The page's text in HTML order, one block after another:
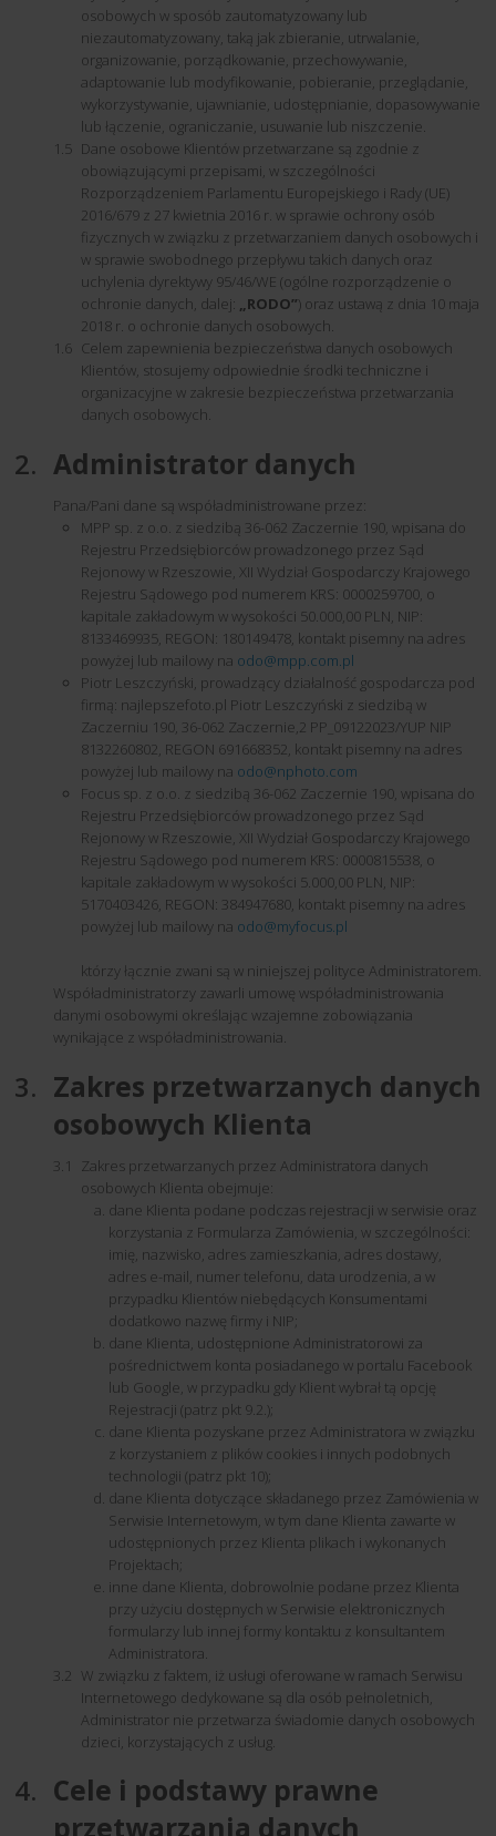
osobowych w sposób zautomatyzowany lub
niezautomatyzowany, taką jak zbieranie, utrwalanie,
organizowanie, porządkowanie, przechowywanie,
adaptowanie lub modyfikowanie, pobieranie, przeglądanie,
wykorzystywanie, ujawnianie, udostępnianie, dopasowywanie
lub łączenie, ograniczanie, usuwanie lub niszczenie.
Dane osobowe Klientów przetwarzane są zgodnie z
obowiązującymi przepisami, w szczególności
Rozporządzeniem Parlamentu Europejskiego i Rady (UE)
2016/679 z 27 kwietnia 2016 r. w sprawie ochrony osób
fizycznych w związku z przetwarzaniem danych osobowych i
w sprawie swobodnego przepływu takich danych oraz
uchylenia dyrektywy 95/46/WE (ogólne rozporządzenie o
ochronie danych, dalej: „RODO”) oraz ustawą z dnia 10 maja
2018 r. o ochronie danych osobowych.
Celem zapewnienia bezpieczeństwa danych osobowych
Klientów, stosujemy odpowiednie środki techniczne i
organizacyjne w zakresie bezpieczeństwa przetwarzania
danych osobowych.
Administrator danych
Pana/Pani dane są współadministrowane przez:
MPP sp. z o.o. z siedzibą 36-062 Zaczernie 190, wpisana do
Rejestru Przedsiębiorców prowadzonego przez Sąd
Rejonowy w Rzeszowie, XII Wydział Gospodarczy Krajowego
Rejestru Sądowego pod numerem KRS: 0000259700, o
kapitale zakładowym w wysokości 50.000,00 PLN, NIP:
8133469935, REGON: 180149478, kontakt pisemny na adres
powyżej lub mailowy na odo@mpp.com.pl
Piotr Leszczyński, prowadzący działalność gospodarcza pod
firmą: najlepszefoto.pl Piotr Leszczyński z siedzibą w
Zaczerniu 190, 36-062 Zaczernie,2 PP_09122023/YUP NIP
8132260802, REGON 691668352, kontakt pisemny na adres
powyżej lub mailowy na odo@nphoto.com
Focus sp. z o.o. z siedzibą 36-062 Zaczernie 190, wpisana do
Rejestru Przedsiębiorców prowadzonego przez Sąd
Rejonowy w Rzeszowie, XII Wydział Gospodarczy Krajowego
Rejestru Sądowego pod numerem KRS: 0000815538, o
kapitale zakładowym w wysokości 5.000,00 PLN, NIP:
5170403426, REGON: 384947680, kontakt pisemny na adres
powyżej lub mailowy na odo@myfocus.pl
którzy łącznie zwani są w niniejszej polityce Administratorem.
Współadministratorzy zawarli umowę współadministrowania
danymi osobowymi określając wzajemne zobowiązania
wynikające z współadministrowania.
Zakres przetwarzanych danych
osobowych Klienta
Zakres przetwarzanych przez Administratora danych
osobowych Klienta obejmuje:
dane Klienta podane podczas rejestracji w serwisie oraz
korzystania z Formularza Zamówienia, w szczególności:
imię, nazwisko, adres zamieszkania, adres dostawy,
adres e-mail, numer telefonu, data urodzenia, a w
przypadku Klientów niebędących Konsumentami
dodatkowo nazwę firmy i NIP;
dane Klienta, udostępnione Administratorowi za
pośrednictwem konta posiadanego w portalu Facebook
lub Google, w przypadku gdy Klient wybrał tą opcję
Rejestracji (patrz pkt 9.2.);
dane Klienta pozyskane przez Administratora w związku
z korzystaniem z plików cookies i innych podobnych
technologii (patrz pkt 10);
dane Klienta dotyczące składanego przez Zamówienia w
Serwisie Internetowym, w tym dane Klienta zawarte w
udostępnionych przez Klienta plikach i wykonanych
Projektach;
inne dane Klienta, dobrowolnie podane przez Klienta
przy użyciu dostępnych w Serwisie elektronicznych
formularzy lub innej formy kontaktu z konsultantem
Administratora.
W związku z faktem, iż usługi oferowane w ramach Serwisu
Internetowego dedykowane są dla osób pełnoletnich,
Administrator nie przetwarza świadomie danych osobowych
dzieci, korzystających z usług.
Cele i podstawy prawne
przetwarzania danych